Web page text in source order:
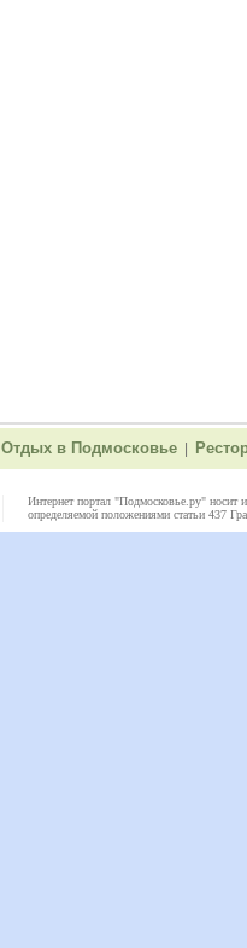
Отдых в Подмосковье
Интернет портал "Подмосковье.ру" носит
определяемой положениями статьи 437